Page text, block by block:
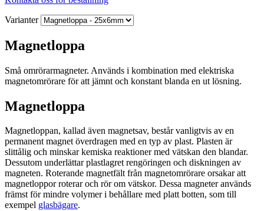
Varianter
Magnetloppa
Små omrörarmagneter. Används i kombination med elektriska
magnetomrörare för att jämnt och konstant blanda en ut lösning.
Magnetloppa
Magnetloppan, kallad även magnetsav, består vanligtvis av en
permanent magnet överdragen med en typ av plast. Plasten är
slittålig och minskar kemiska reaktioner med vätskan den blandar.
Dessutom underlättar plastlagret rengöringen och diskningen av
magneten. Roterande magnetfält från magnetomrörare orsakar att
magnetloppor roterar och rör om vätskor. Dessa magneter används
främst för mindre volymer i behållare med platt botten, som till
exempel glasbägare.